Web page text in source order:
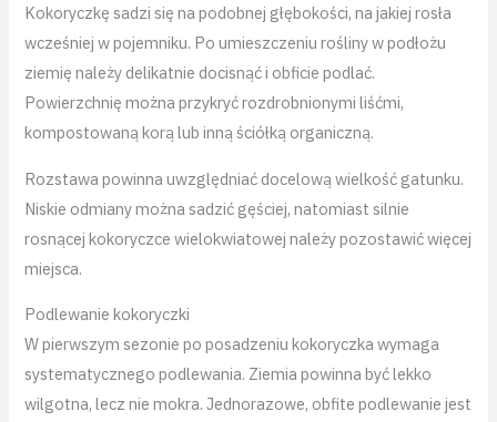
Kokoryczkę sadzi się na podobnej głębokości, na jakiej rosła
wcześniej w pojemniku. Po umieszczeniu rośliny w podłożu
ziemię należy delikatnie docisnąć i obficie podlać.
Powierzchnię można przykryć rozdrobnionymi liśćmi,
kompostowaną korą lub inną ściółką organiczną.
Rozstawa powinna uwzględniać docelową wielkość gatunku.
Niskie odmiany można sadzić gęściej, natomiast silnie
rosnącej kokoryczce wielokwiatowej należy pozostawić więcej
miejsca.
Podlewanie kokoryczki
W pierwszym sezonie po posadzeniu kokoryczka wymaga
systematycznego podlewania. Ziemia powinna być lekko
wilgotna, lecz nie mokra. Jednorazowe, obfite podlewanie jest